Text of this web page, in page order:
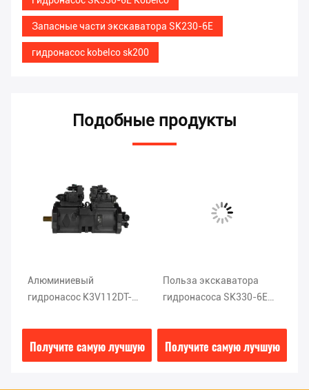
Запасные части экскаватора SK230-6E
гидронасос kobelco sk200
Подобные продукты
Алюминиевый
гидронасос K3V112DT-
Kobelco места Sk200 6
Получите самую лучшую
Польза экскаватора
гидронасоса SK330-6E
Получите самую лучшую